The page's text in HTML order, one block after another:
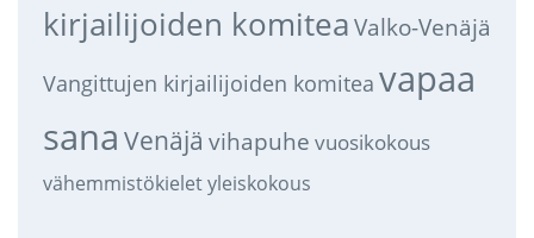
kirjailijoiden komitea Valko-Venäjä
Vangittujen kirjailijoiden komitea vapaa
sana Venäjä vihapuhe vuosikokous
vähemmistökieletyleiskokous